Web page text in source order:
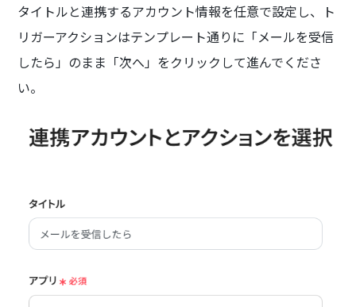
タイトルと連携するアカウント情報を任意で設定し、ト
リガーアクションはテンプレート通りに「メールを受信
したら」のまま「次へ」をクリックして進んでくださ
い。